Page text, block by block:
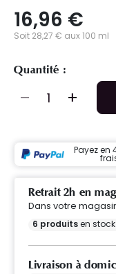
16,96 €
Soit 28,27 € aux 100 ml
Quantité :
Payez en
Retrait 2h en
Dans votre
6 produitsen stock
Livraison à